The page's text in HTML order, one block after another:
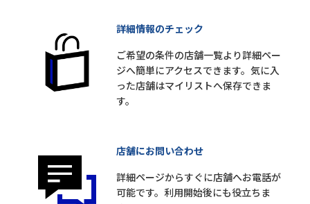
詳細情報のチェック
ご希望の条件の店舗一覧より詳細ペー
ジへ簡単にアクセスできます。気に入
った店舗はマイリストへ保存できま
す。
店舗にお問い合わせ
詳細ページからすぐに店舗へお電話が
可能です。利用開始後にも役立ちま